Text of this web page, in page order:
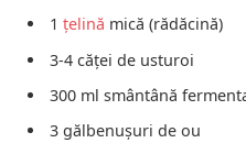
1 țelină mică (rădăcină)
3-4 căței de usturoi
300 ml smântână
3 gălbenușuri de ou